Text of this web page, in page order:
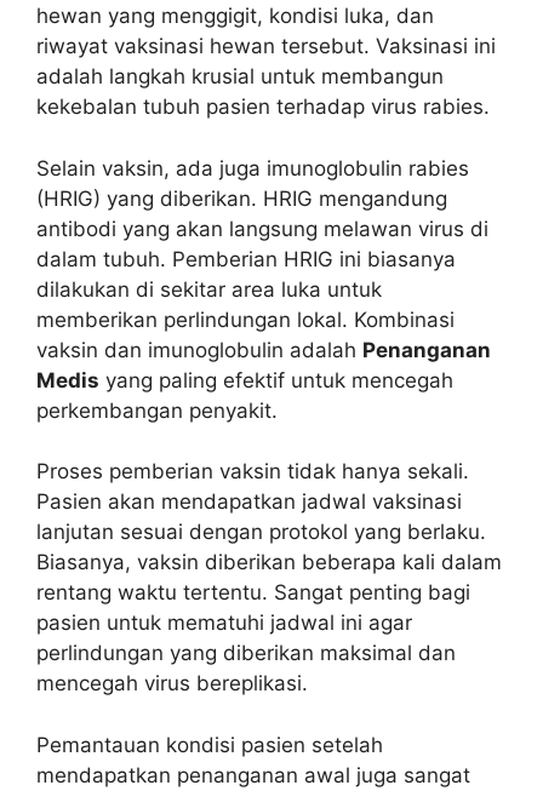
hewan yang menggigit, kondisi luka, dan
riwayat vaksinasi hewan tersebut. Vaksinasi ini
adalah langkah krusial untuk membangun
kekebalan tubuh pasien terhadap virus rabies.
Selain vaksin, ada juga imunoglobulin rabies
(HRIG) yang diberikan. HRIG mengandung
antibodi yang akan langsung melawan virus di
dalam tubuh. Pemberian HRIG ini biasanya
dilakukan di sekitar area luka untuk
memberikan perlindungan lokal. Kombinasi
vaksin dan imunoglobulin adalah Penanganan
Medis yang paling efektif untuk mencegah
perkembangan penyakit.
Proses pemberian vaksin tidak hanya sekali.
Pasien akan mendapatkan jadwal vaksinasi
lanjutan sesuai dengan protokol yang berlaku.
Biasanya, vaksin diberikan beberapa kali dalam
rentang waktu tertentu. Sangat penting bagi
pasien untuk mematuhi jadwal ini agar
perlindungan yang diberikan maksimal dan
mencegah virus bereplikasi.
Pemantauan kondisi pasien setelah
mendapatkan penanganan awal juga sangat